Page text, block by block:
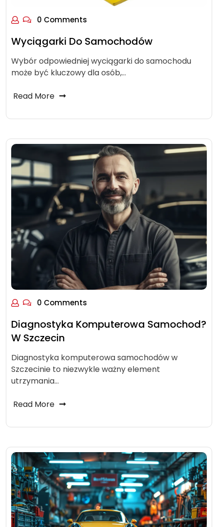
0 Comments
Wyciągarki Do Samochodów
Wybór odpowiedniej wyciągarki do samochodu
może być kluczowy dla osób,…
Read More
0 Comments
Diagnostyka Komputerowa Samochod?
W Szczecin
Diagnostyka komputerowa samochodów w
Szczecinie to niezwykle ważny element
utrzymania…
Read More